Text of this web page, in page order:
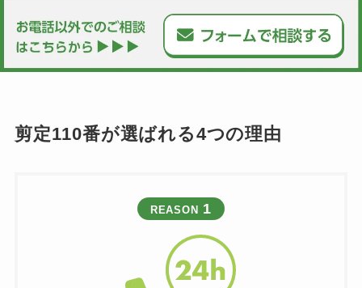
剪定110番が選ばれる4つの理由
REASON 1